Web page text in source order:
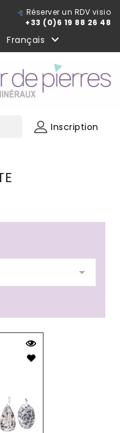
Réserver un RDV visio
+33 (0)6 19 88 26 48
Français 
Inscription
